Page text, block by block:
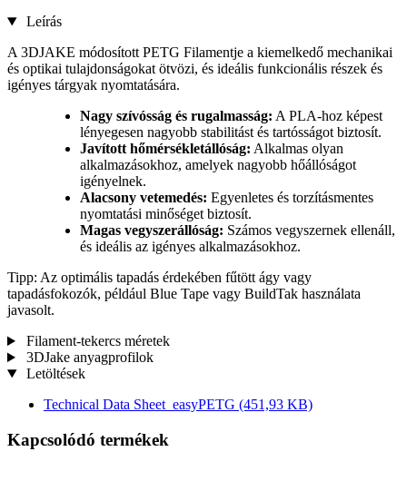
Leírás
A 3DJAKE módosított PETG Filamentje a kiemelkedő mechanikai
és optikai tulajdonságokat ötvözi, és ideális funkcionális részek és
igényes tárgyak nyomtatására.
Nagy szívósság és rugalmasság: A PLA-hoz képest
lényegesen nagyobb stabilitást és tartósságot biztosít.
Javított hőmérsékletállóság: Alkalmas olyan
alkalmazásokhoz, amelyek nagyobb hőállóságot
igényelnek.
Alacsony vetemedés: Egyenletes és torzításmentes
nyomtatási minőséget biztosít.
Magas vegyszerállóság: Számos vegyszernek ellenáll,
és ideális az igényes alkalmazásokhoz.
Tipp: Az optimális tapadás érdekében fűtött ágy vagy
tapadásfokozók, például Blue Tape vagy BuildTak használata
javasolt.
Filament-tekercs méretek
3DJake anyagprofilok
Letöltések
Technical Data Sheet_easyPETG (451,93 KB)
Kapcsolódó termékek